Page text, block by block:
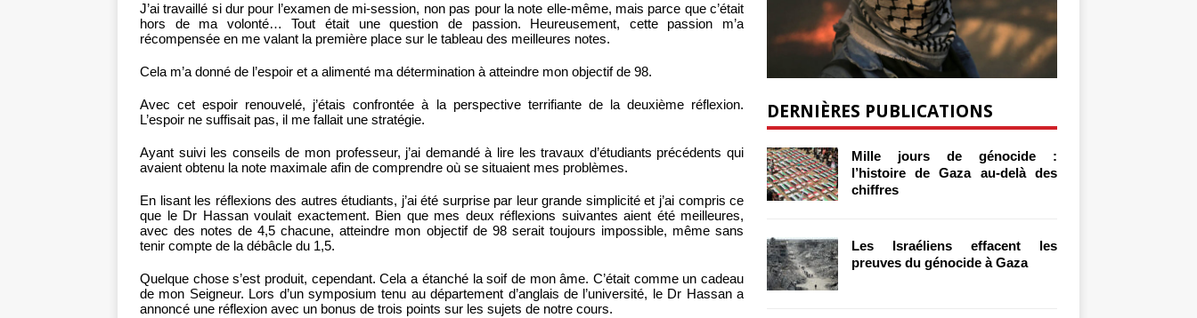
J’ai travaillé si dur pour l’examen de mi-session, non pas pour la note elle-même, mais parce que c’était
hors de ma volonté… Tout était une question de passion. Heureusement, cette passion m’a
récompensée en me valant la première place sur le tableau des meilleures notes.
Cela m’a donné de l’espoir et a alimenté ma détermination à atteindre mon objectif de 98.
Avec cet espoir renouvelé, j’étais confrontée à la perspective terrifiante de la deuxième réflexion.
L’espoir ne suffisait pas, il me fallait une stratégie.
Ayant suivi les conseils de mon professeur, j’ai demandé à lire les travaux d’étudiants précédents qui
avaient obtenu la note maximale afin de comprendre où se situaient mes problèmes.
En lisant les réflexions des autres étudiants, j’ai été surprise par leur grande simplicité et j’ai compris ce
que le Dr Hassan voulait exactement. Bien que mes deux réflexions suivantes aient été meilleures,
avec des notes de 4,5 chacune, atteindre mon objectif de 98 serait toujours impossible, même sans
tenir compte de la débâcle du 1,5.
Quelque chose s’est produit, cependant. Cela a étanché la soif de mon âme. C’était comme un cadeau
de mon Seigneur. Lors d’un symposium tenu au département d’anglais de l’université, le Dr Hassan a
annoncé une réflexion avec un bonus de trois points sur les sujets de notre cours.
DERNIÈRES PUBLICATIONS
Mille jours de génocide :
l’histoire de Gaza au-delà des
chiffres
Les Israéliens effacent les
preuves du génocide à Gaza